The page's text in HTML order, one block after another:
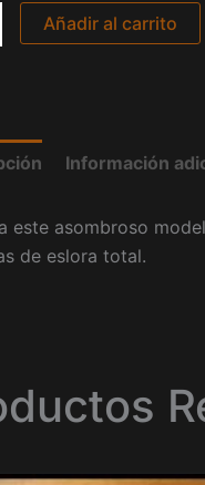
Añadir al carrito
Información
este asombroso
de eslora total.